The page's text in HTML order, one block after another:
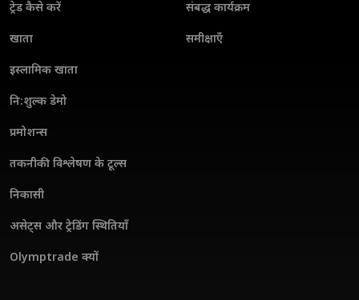
ट्रेड कैसे करें
खाता
इस्लामिक खाता
नि:शुल्क डेमो
प्रमोशन्स
तकनीकी विश्लेषण के टूल्स
निकासी
असेट्स और ट्रेडिंग स्थितियाँ
Olymptrade क्यों
संबद्ध कार्यक्रम
समीक्षाएँ